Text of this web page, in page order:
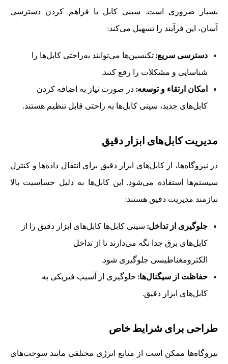
بسیار ضروری است. سینی کابل با فراهم کردن دسترسی
آسان، این فرآیند را تسهیل می‌کند:
دسترسی سریع: تکنسین‌ها می‌توانند به‌راحتی کابل‌ها را
شناسایی و مشکلات را رفع کنند.
امکان ارتقاء و توسعه: در صورت نیاز به اضافه کردن
کابل‌های جدید، سینی کابل‌ها به راحتی قابل تنظیم هستند.
مدیریت کابل‌های ابزار دقیق
در نیروگاه‌ها، از کابل‌های ابزار دقیق برای انتقال داده‌ها و کنترل
سیستم‌ها استفاده می‌شود. این کابل‌ها به دلیل حساسیت بالا
نیازمند مدیریت دقیق هستند:
جلوگیری از تداخل: سینی کابل‌ها کابل‌های ابزار دقیق را از
کابل‌های برق جدا نگه می‌دارند تا از تداخل
الکترومغناطیسی جلوگیری شود.
حفاظت از سیگنال‌ها: جلوگیری از آسیب فیزیکی به
کابل‌های ابزار دقیق.
طراحی برای شرایط خاص
نیروگاه‌ها ممکن است از منابع انرژی مختلفی مانند سوخت‌های